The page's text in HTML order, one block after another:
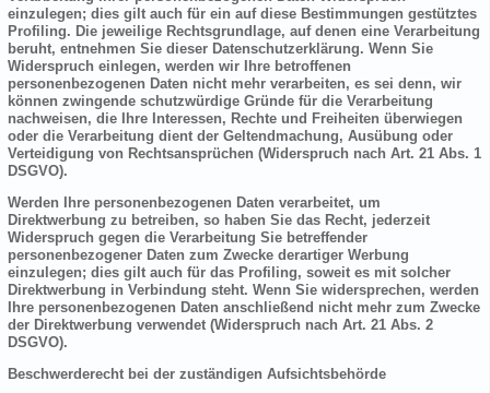
einzulegen; dies gilt auch für ein auf diese Bestimmungen gestütztes
Profiling. Die jeweilige Rechtsgrundlage, auf denen eine Verarbeitung
beruht, entnehmen Sie dieser Datenschutzerklärung. Wenn Sie
Widerspruch einlegen, werden wir Ihre betroffenen
personenbezogenen Daten nicht mehr verarbeiten, es sei denn, wir
können zwingende schutzwürdige Gründe für die Verarbeitung
nachweisen, die Ihre Interessen, Rechte und Freiheiten überwiegen
oder die Verarbeitung dient der Geltendmachung, Ausübung oder
Verteidigung von Rechtsansprüchen (Widerspruch nach Art. 21 Abs. 1
DSGVO).
Werden Ihre personenbezogenen Daten verarbeitet, um
Direktwerbung zu betreiben, so haben Sie das Recht, jederzeit
Widerspruch gegen die Verarbeitung Sie betreffender
personenbezogener Daten zum Zwecke derartiger Werbung
einzulegen; dies gilt auch für das Profiling, soweit es mit solcher
Direktwerbung in Verbindung steht. Wenn Sie widersprechen, werden
Ihre personenbezogenen Daten anschließend nicht mehr zum Zwecke
der Direktwerbung verwendet (Widerspruch nach Art. 21 Abs. 2
DSGVO).
Beschwerderecht bei der zuständigen Aufsichtsbehörde